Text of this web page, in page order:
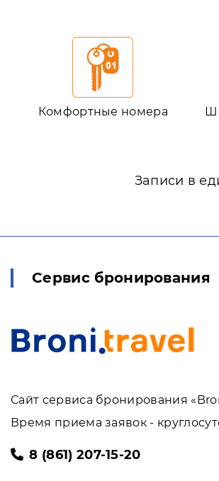
Комфортные номера
Записи в
Сервис бронирования
Сайт сервиса бронирования
Время приема заявок -
8 (861) 207-15-20